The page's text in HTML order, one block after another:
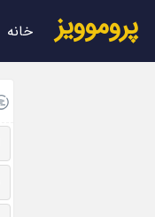
پروموویز خانه